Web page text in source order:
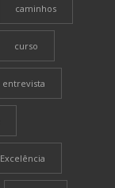
caminhos
curso
entrevista
Excelência